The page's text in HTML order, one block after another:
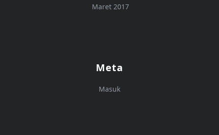
Maret 2017
Meta
Masuk